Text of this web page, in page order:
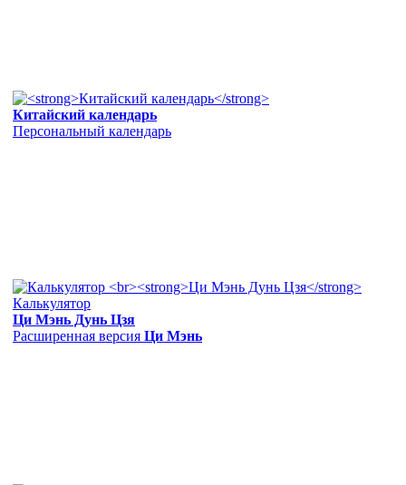
Китайский календарь
Персональный календарь
Калькулятор
Ци Мэнь Дунь Цзя
Расширенная версия Ци Мэнь